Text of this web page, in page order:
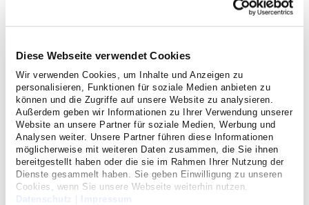
Diese Webseite verwendet Cookies
Wir verwenden Cookies, um Inhalte und Anzeigen zu
personalisieren, Funktionen für soziale Medien anbieten zu
können und die Zugriffe auf unsere Website zu analysieren.
Außerdem geben wir Informationen zu Ihrer Verwendung unserer
Website an unsere Partner für soziale Medien, Werbung und
Analysen weiter. Unsere Partner führen diese Informationen
möglicherweise mit weiteren Daten zusammen, die Sie ihnen
bereitgestellt haben oder die sie im Rahmen Ihrer Nutzung der
Dienste gesammelt haben. Sie geben Einwilligung zu unseren
Cookies, wenn Sie unsere Webseite weiterhin nutzen.
Datenschutz
Impressum
Anfahrt
Impressum